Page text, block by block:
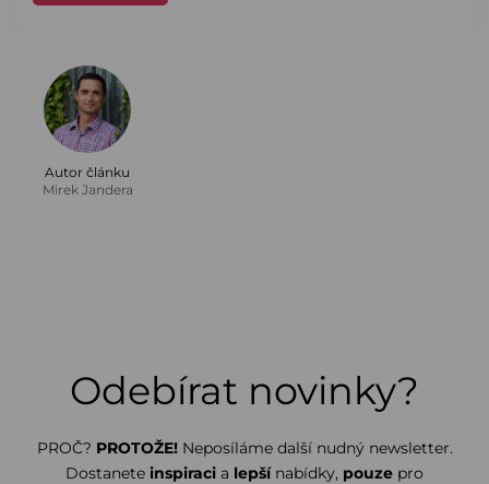
Autor článku
Mirek Jandera
Odebírat novinky?
PROČ? PROTOŽE! Neposíláme další nudný newsletter.
Dostanete inspiraci a lepšínabídky, pouze pro